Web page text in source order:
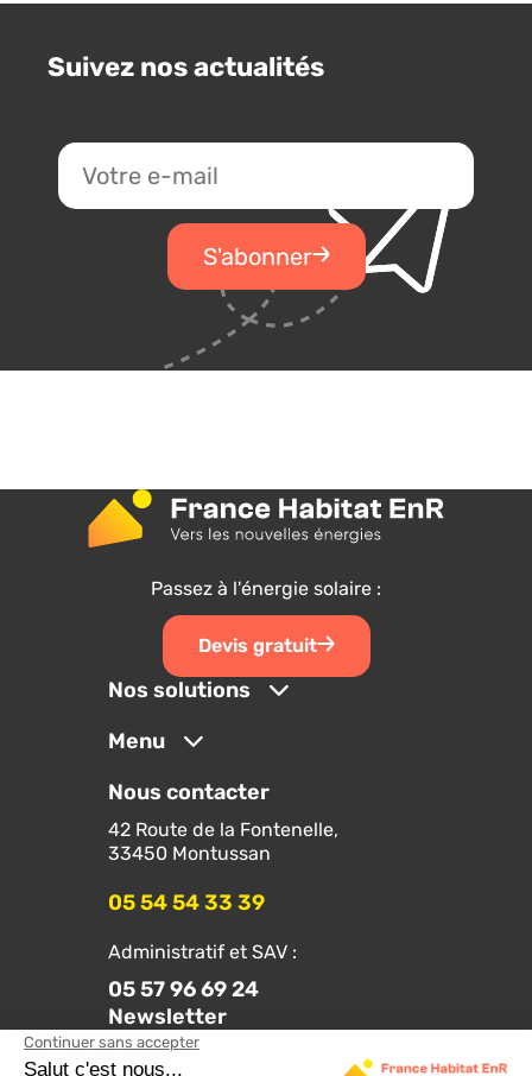
Suivez nos actualités
Passez à l'énergie solaire :
Devis gratuit
Nos solutions
Menu
Nous contacter
42 Route de la Fontenelle,
33450 Montussan
05 54 54 33 39
Administratif et SAV :
05 57 96 69 24
Newsletter
Suivez-nous sur les réseaux :